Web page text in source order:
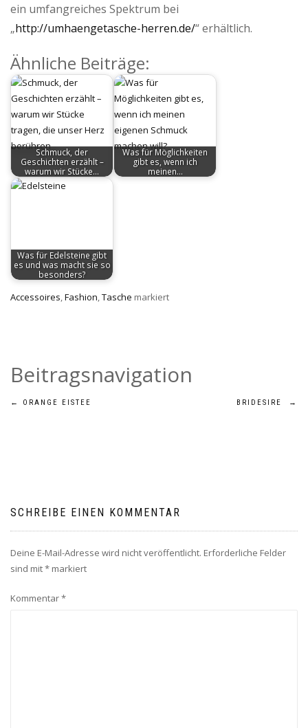
ein umfangreiches Spektrum bei
„http://umhaengetasche-herren.de/“ erhältlich.
Ähnliche Beiträge:
Schmuck, der
Geschichten erzählt –
warum wir Stücke…
Was für Möglichkeiten
gibt es, wenn ich
meinen…
Was für Edelsteine gibt
es und was macht sie so
besonders?
Accessoires Fashion Tasche markiert
Beitragsnavigation
← ORANGE EISTEE BRIDESIRE →
SCHREIBE EINEN KOMMENTAR
Deine E-Mail-Adresse wird nicht veröffentlicht. Erforderliche Felder
sind mit* markiert
Kommentar*